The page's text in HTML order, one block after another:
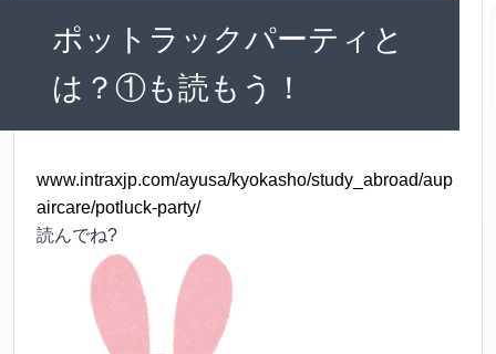
ポットラックパーティと
は？①も読もう！
www.intraxjp.com/ayusa/kyokasho/study_abroad/aup
aircare/potluck-party/
読んでね?